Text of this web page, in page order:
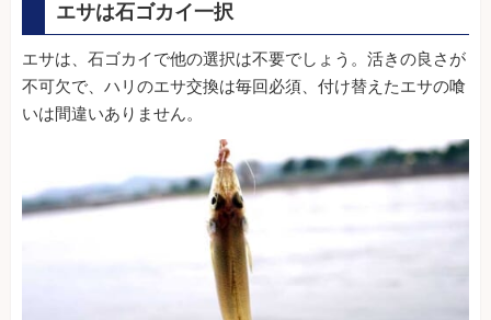
エサは石ゴカイ一択
エサは、石ゴカイで他の選択は不要でしょう。活きの良さが
不可欠で、ハリのエサ交換は毎回必須、付け替えたエサの喰
いは間違いありません。